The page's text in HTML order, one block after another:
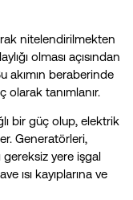
nitelendirilmekten
olması açısından
akımın beraberinde
tanımlanır.
bir güç olup, elektrik
Generatörleri,
gereksiz yere işgal
ısı kayıplarına ve